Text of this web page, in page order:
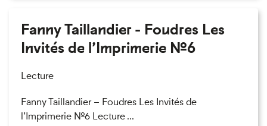
Fanny Taillandier - Foudres Les
Invités de l’Imprimerie n°6
Lecture
Fanny Taillandier – Foudres Les Invités de
l’Imprimerie n°6 Lecture ...